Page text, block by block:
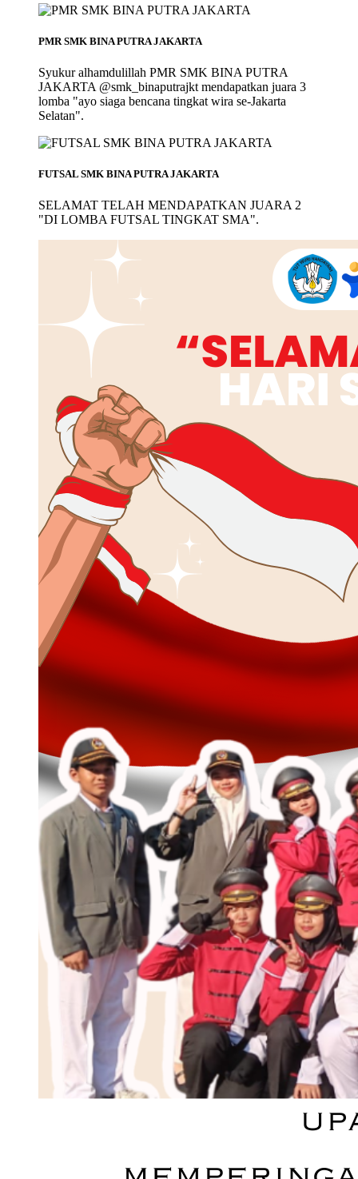
PMR SMK BINA PUTRA JAKARTA
Syukur alhamdulillah PMR SMK BINA PUTRA
JAKARTA @smk_binaputrajkt mendapatkan juara 3
lomba "ayo siaga bencana tingkat wira se-Jakarta
Selatan".
FUTSAL SMK BINA PUTRA JAKARTA
SELAMAT TELAH MENDAPATKAN JUARA 2
"DI LOMBA FUTSAL TINGKAT SMA".